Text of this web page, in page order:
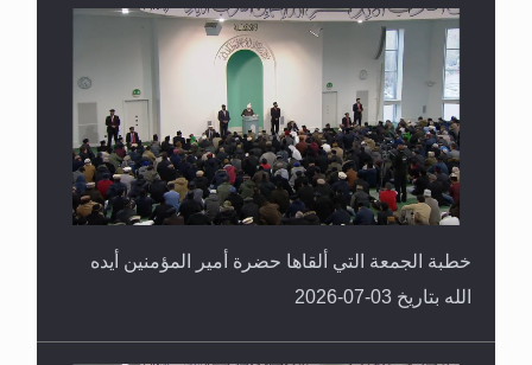
خطبة الجمعة التي ألقاها حضرة أمير المؤمنين أيده
الله بتاريخ 03-07-2026